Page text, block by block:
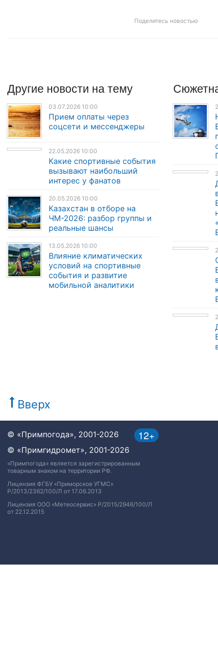
Поделитесь новостью
Другие новости на тему
03.07.2026 10:00
Прием оплаты через
соцсети и мессенджеры
22.05.2026 10:00
Какие спортивные события
вызывают наибольший
интерес у фанатов
20.05.2026 10:00
Казахстан в отборе на
ЧМ-2026: разбор группы и
реальные шансы
13.05.2026 10:00
Влияние климатических
условий на спортивные
события и развитие
мобильной аналитики
Вверх
12+
© «Примпогода», 2001-2026
© «Примгидромет», 2001-2026
«Примпогода» является зарегистрированным
товарным знаком на территории РФ.
Лицензия ФГБУ «Приморское УГМС»
Р/2013/2362/100/Л от 17.06.2013
Лицензия ООО «Метеосервис» Р/2015/2946/100/Л
от 22.12.2015